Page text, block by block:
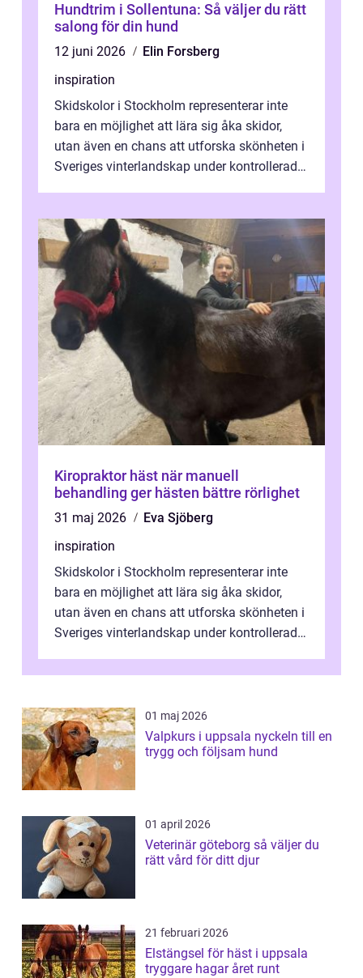
Hundtrim i Sollentuna: Så väljer du rätt
salong för din hund
12 juni 2026
Elin Forsberg
inspiration
Skidskolor i Stockholm representerar inte
bara en möjlighet att lära sig åka skidor,
utan även en chans att utforska skönheten i
Sveriges vinterlandskap under kontrollerade
Kiropraktor häst när manuell
behandling ger hästen bättre rörlighet
31 maj 2026
Eva Sjöberg
inspiration
Skidskolor i Stockholm representerar inte
bara en möjlighet att lära sig åka skidor,
utan även en chans att utforska skönheten i
Sveriges vinterlandskap under kontrollerade
01 maj 2026
Valpkurs i uppsala nyckeln till en
trygg och följsam hund
01 april 2026
Veterinär göteborg så väljer du
rätt vård för ditt djur
21 februari 2026
Elstängsel för häst i uppsala
tryggare hagar året runt